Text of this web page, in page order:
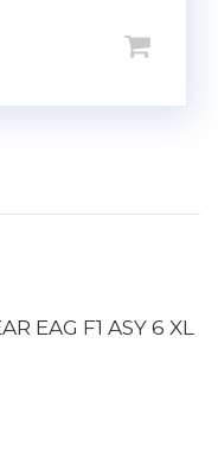
EAG F1 ASY 6 XL